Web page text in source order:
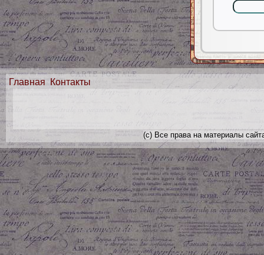
Главная Контакты
(с) Все права на материалы